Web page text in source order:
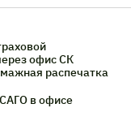
офис СК
распечатка
в офисе